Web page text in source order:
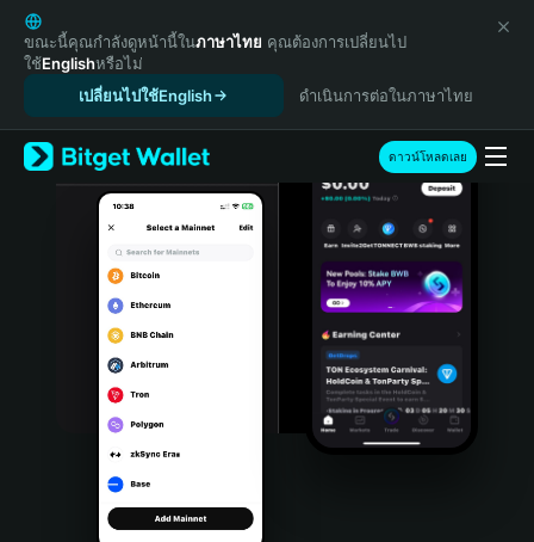
English
日本語
Tiếng Việt
Español (Latinoamérica)
Türkçe
Italiano
Português (Portugal)
Bahasa Indonesia
Português (Brasil)
Español (Argentina)
ขณะนี้คุณกำลังดูหน้านี้ในภาษาไทย คุณต้องการเปลี่ยนไป
ใช้Englishหรือไม่
เปลี่ยนไปใช้English
ดำเนินการต่อในภาษาไทย
ดาวน์โหลดเลย